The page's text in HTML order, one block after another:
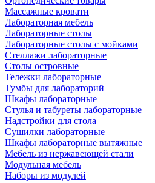
Массажные кровати
Лабораторная мебель
Лабораторные столы
Лабораторные столы с мойками
Стеллажи лабораторные
Столы островные
Тележки лабораторные
Тумбы для лабораторий
Шкафы лабораторные
Стулья и табуреты лабораторные
Надстройки для стола
Сушилки лабораторные
Шкафы лабораторные вытяжные
Мебель из нержавеющей стали
Модульная мебель
Наборы из модулей